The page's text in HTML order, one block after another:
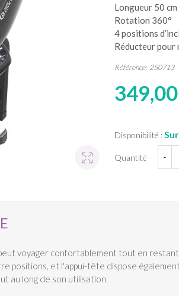
Longueur 50
Rotation 360°
4 positions
Réducteur pour
Référence: 250713
Disponibilité :
Quantité -
voyager confortablement tout en
positions, et l'appui-tête dispose
au long de son utilisation.